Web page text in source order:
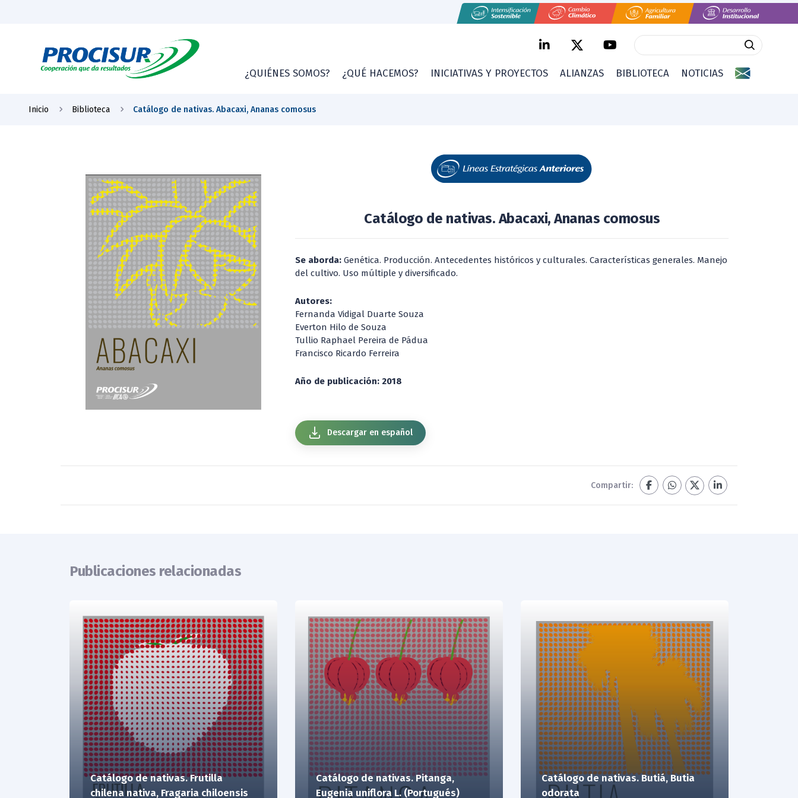
¿QUIÉNES SOMOS? ¿QUÉ HACEMOS? INICIATIVAS Y PROYECTOS ALIANZAS BIBLIOTECA NOTICIAS
Inicio Biblioteca Catálogo de nativas. Abacaxi, Ananas comosus
Catálogo de nativas. Abacaxi, Ananas comosus
Se aborda: Genética. Producción. Antecedentes históricos y culturales. Características generales. Manejo
del cultivo. Uso múltiple y diversificado.
Autores:
Fernanda Vidigal Duarte Souza
Everton Hilo de Souza
Tullio Raphael Pereira de Pádua
Francisco Ricardo Ferreira
Año de publicación: 2018
Descargar en español
Compartir:
Publicaciones relacionadas
Catálogo de nativas. Frutilla
chilena nativa, Fragaria chiloensis
Catálogo de nativas. Pitanga,
Eugenia uniflora L. (Portugués)
Catálogo de nativas. Butiá, Butia
odorata